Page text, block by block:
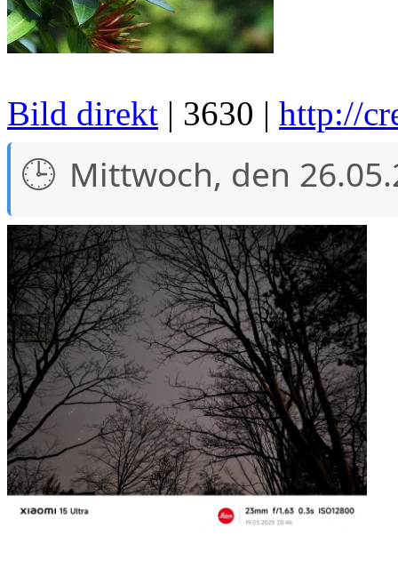
Bild direkt | 3630 | http://
Mittwoch, den